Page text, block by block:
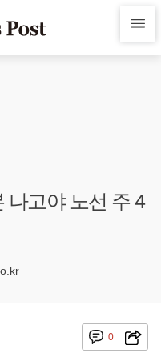
나고야 노선 주 4
0